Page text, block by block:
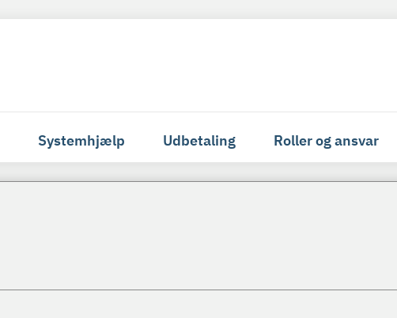
Systemhjælp Udbetaling Roller og ansvar